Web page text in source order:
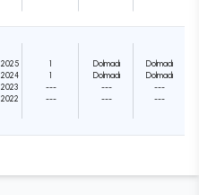
2025
2024
2023
2022
1
1
---
---
Dolmadı
Dolmadı
---
---
Dolmadı
Dolmadı
---
---